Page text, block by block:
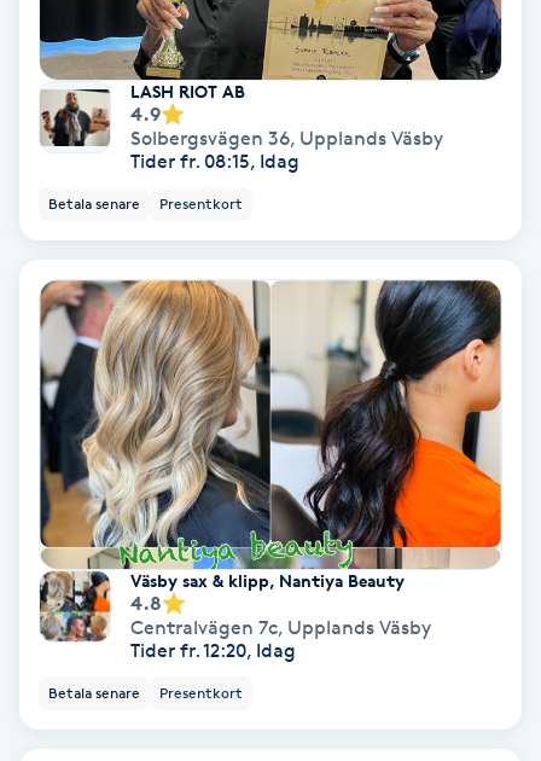
Enzympeeling
Extensions
Eyeliner-tatuering
Face framing
Faceliftmassage
Fet hårbotten
Fettreducering
Fibromassage
Fillers
LASH RIOT AB
4.9
Solbergsvägen 36, Upplands Väsby
Tider fr. 08:15, Idag
Betala senare Presentkort
Väsby sax & klipp, Nantiya Beauty
4.8
Centralvägen 7c, Upplands Väsby
Tider fr. 12:20, Idag
Betala senare Presentkort